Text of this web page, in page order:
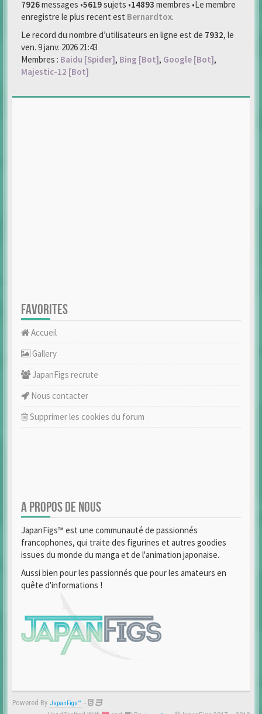
7926messages •5619sujets •14893 membres •Le membre
enregistre le plus recent est Bernardtox.
Le record du nombre d’utilisateurs en ligne est de 7932, le
ven. 9 janv. 2026 21:43
Membres : Baidu [Spider], Bing [Bot], Google [Bot],
Majestic-12 [Bot]
FAVORITES
Accueil
Gallery
JapanFigs recrute
Nous contacter
Supprimer les cookies du forum
A PROPOS DE NOUS
JapanFigs™ est une communauté de passionnés
francophones, qui traite des figurines et autres goodies
issues du monde du manga et de l'animation japonaise.
Aussi bien pour les passionnés que pour les amateurs en
quête d'informations !
Powered By JapanFigs™ -